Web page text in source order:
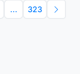
... 323